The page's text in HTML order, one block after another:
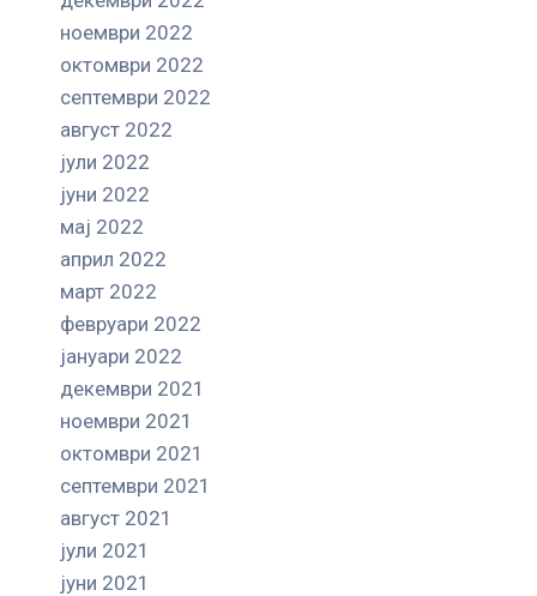
ноември 2022
октомври 2022
септември 2022
август 2022
јули 2022
јуни 2022
мај 2022
април 2022
март 2022
февруари 2022
јануари 2022
декември 2021
ноември 2021
октомври 2021
септември 2021
август 2021
јули 2021
јуни 2021